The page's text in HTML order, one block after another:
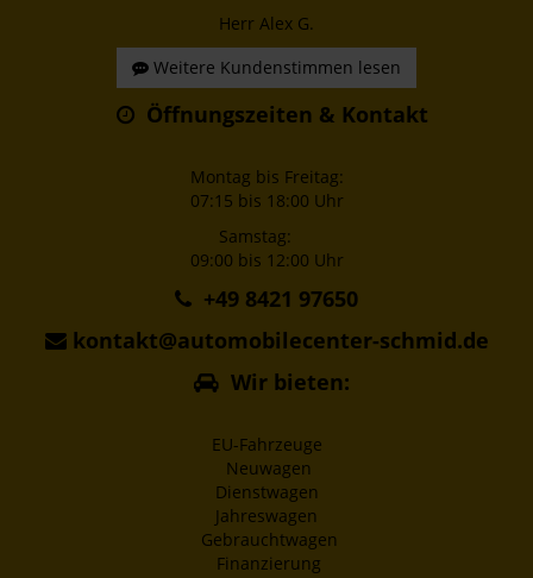
Herr Alex G.
Weitere Kundenstimmen lesen
Öffnungszeiten & Kontakt
Montag bis Freitag:
07:15 bis 18:00 Uhr
Samstag:
09:00 bis 12:00 Uhr
+49 8421 97650
kontakt@automobilecenter-schmid.de
Wir bieten:
EU-Fahrzeuge
Neuwagen
Dienstwagen
Jahreswagen
Gebrauchtwagen
Finanzierung